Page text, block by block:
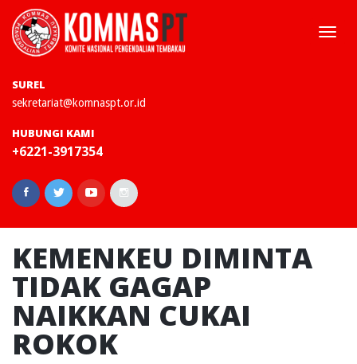
SUREL
sekretariat@komnaspt.or.id
HUBUNGI KAMI
+6221-3917354
KEMENKEU DIMINTA
TIDAK GAGAP
NAIKKAN CUKAI
ROKOK